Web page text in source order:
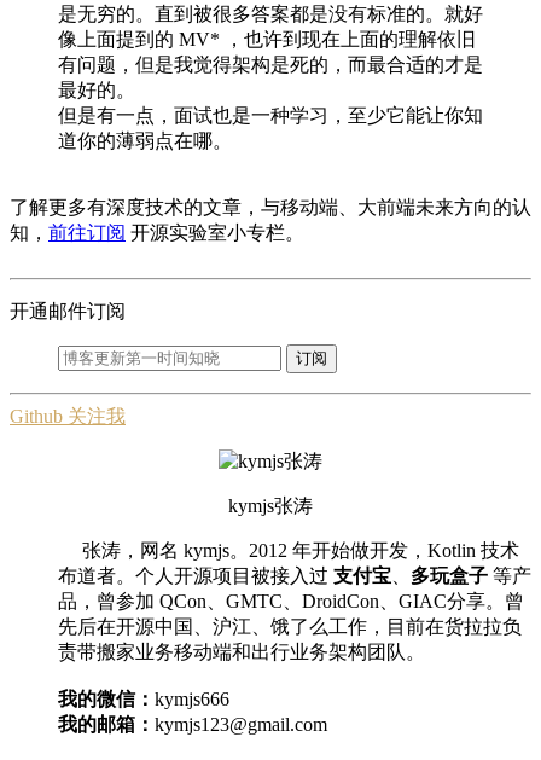
是无穷的。直到被很多答案都是没有标准的。就好
像上面提到的 MV* ，也许到现在上面的理解依旧
有问题，但是我觉得架构是死的，而最合适的才是
最好的。
但是有一点，面试也是一种学习，至少它能让你知
道你的薄弱点在哪。
了解更多有深度技术的文章，与移动端、大前端未来方向的认
知， 前往订阅 开源实验室小专栏。
开通邮件订阅
订阅
Github 关注我
kymjs张涛
张涛，网名 kymjs。2012 年开始做开发，Kotlin 技术
布道者。个人开源项目被接入过 支付宝 多玩盒子 等产
品，曾参加 QCon、GMTC、DroidCon、GIAC分享。曾
先后在开源中国、沪江、饿了么工作，目前在货拉拉负
责带搬家业务移动端和出行业务架构团队。
我的微信： kymjs666
我的邮箱： kymjs123@gmail.com